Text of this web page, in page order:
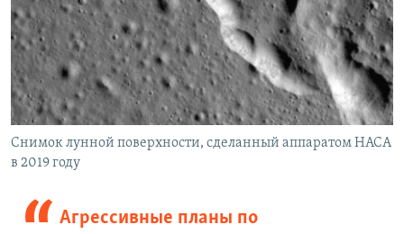
Снимок лунной поверхности, сделанный аппаратом НАСА
в 2019 году
Агрессивные планы по